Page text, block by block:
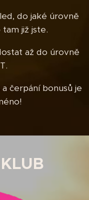
do jaké úrovně
již jste.
až do úrovně
čerpání bonusů je